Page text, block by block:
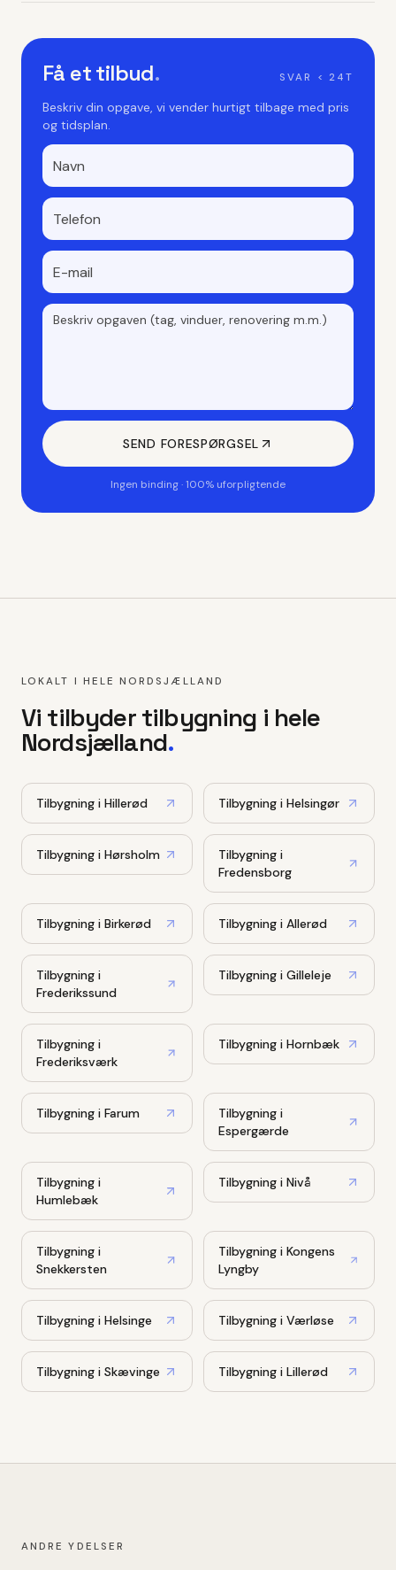
Få et tilbud. SVAR < 24T
Beskriv din opgave, vi vender hurtigt tilbage med pris
og tidsplan.
SEND FORESPØRGSEL
Ingen binding · 100% uforpligtende
LOKALT I HELE NORDSJÆLLAND
Vi tilbydertilbygning i hele
Nordsjælland.
Tilbygning i Hillerød Tilbygning i Helsingør
Tilbygning i Hørsholm Tilbygning i
Fredensborg
Tilbygning i Birkerød Tilbygning i Allerød
Tilbygning i
Frederikssund
Tilbygning i Gilleleje
Tilbygning i
Frederiksværk
Tilbygning i Hornbæk
Tilbygning i Farum Tilbygning i
Espergærde
Tilbygning i
Humlebæk
Tilbygning i Nivå
Tilbygning i
Snekkersten
Tilbygning i Kongens
Lyngby
Tilbygning i Helsinge Tilbygning i Værløse
Tilbygning i Skævinge Tilbygning i Lillerød
ANDRE YDELSER